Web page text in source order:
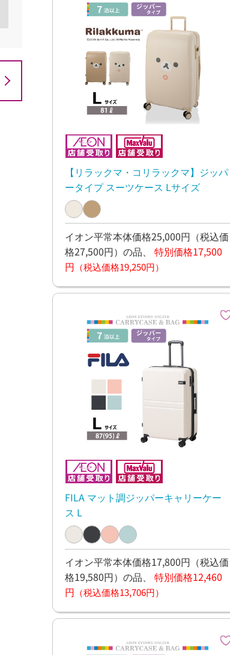
【リラックマ・コリラックマ】ジッパ
ータイプ スーツケース Lサイズ
イオン平常本体価格25,000円 （税込価
格27,500円） の品、 特別価格17,500
円 （税込価格19,250円）
FILA マット調ジッパーキャリーケー
ス L
イオン平常本体価格17,800円 （税込価
格19,580円） の品、 特別価格12,460
円 （税込価格13,706円）